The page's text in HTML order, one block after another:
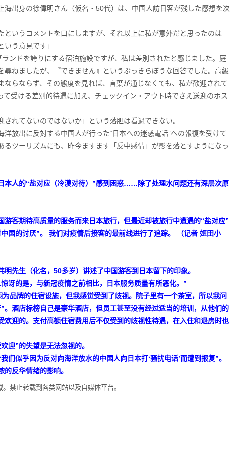
海出身の徐偉明さん（仮名・50代）は、中国人訪日客が残した感想を次
というコメントを口にしますが、それ以上に私が意外だと思ったのは
いう意見です」
ランドを誇りにする宿泊施設ですが、私は差別されたと感じました。庭
尋ねましたが、『できません』というぶっきらぼうな回答でした。高級
ならならず、その態度を見れば、言葉が通じなくても、私が歓迎されて
受ける差別的待遇に加え、チェックイン・アウト時でさえ送迎のホス
れてないのではないか」という落胆は看過できない。
放出に反対する中国人が行った“日本への迷惑電話”への報復を受けて
るツーリズムにも、昨今ますます「反中感情」が影を落とすようになっ
本人的“盐对应（冷漠对待）”感到困惑……除了处理水问题还有深层次原
游客期待高质量的服务而来日本旅行，但最近却被旅行中遭遇的“盐对应”
国的讨厌”。 我们对疫情后接客的最前线进行了追踪。 （记者 姬田小
明先生（化名，50多岁）讲述了中国游客到日本留下的印象。
讶的是，与新冠疫情之前相比，日本服务质量有所恶化。”
为品牌的住宿设施，但我感觉受到了歧视。院子里有一个茶室，所以我问
。酒店标榜自己是豪华酒店，但员工甚至没有经过适当的培训，从他们的
欢迎的。支付高额住宿费用后不仅受到的歧视性待遇，在入住和退房时也
迎”的失望是无法忽视的。
们似乎因为反对向海洋放水的中国人向日本打‘骚扰电话’而遭到报复”。
反华情绪的影响。
禁止转载到各类网站以及自媒体平台。